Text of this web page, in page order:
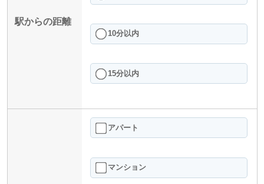
駅からの距離
10分以内
15分以内
アパート
マンション